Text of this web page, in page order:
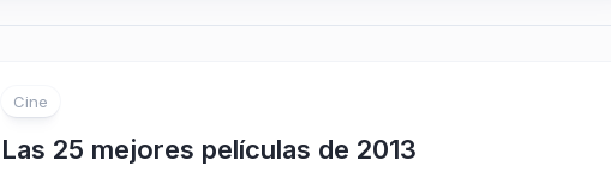
Cine
Las 25 mejores películas de 2013